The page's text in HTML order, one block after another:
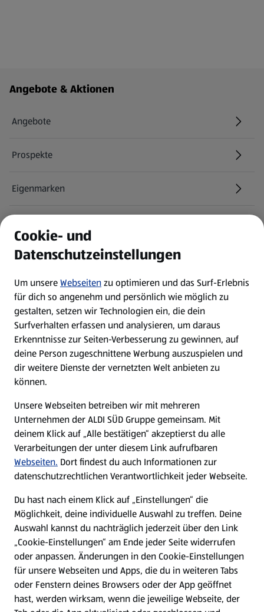
Fußzeilenmenü - weitere Links
Angebote & Aktionen
Angebote
Prospekte
Eigenmarken
Newsletter
WhatsApp
Über ALDI SÜD
Filialen
Nachhaltigkeit
Karriere
Presse
Hilfe & Kontakt
(öffnet in einem neuen Tab)
Unternehmen
Folge uns hier:
Cookie- und
Datenschutzeinstellungen
Um unsereWebseitenzu optimieren und das Surf-Erlebnis
für dich so angenehm und persönlich wie möglich zu
gestalten, setzen wir Technologien ein, die dein
Surfverhalten erfassen und analysieren, um daraus
Erkenntnisse zur Seiten-Verbesserung zu gewinnen, auf
deine Person zugeschnittene Werbung auszuspielen und
dir weitere Dienste der vernetzten Welt anbieten zu
können.
Unsere Webseiten betreiben wir mit mehreren
Unternehmen der ALDI SÜD Gruppe gemeinsam. Mit
deinem Klick auf „Alle bestätigen“ akzeptierst du alle
Verarbeitungen der unter diesem Link aufrufbaren
Webseiten. Dort findest du auch Informationen zur
datenschutzrechtlichen Verantwortlichkeit jeder Webseite.
Du hast nach einem Klick auf „Einstellungen“ die
Möglichkeit, deine individuelle Auswahl zu treffen. Deine
Auswahl kannst du nachträglich jederzeit über den Link
„Cookie-Einstellungen“ am Ende jeder Seite widerrufen
oder anpassen. Änderungen in den Cookie-Einstellungen
für unsere Webseiten und Apps, die du in weiteren Tabs
oder Fenstern deines Browsers oder der App geöffnet
hast, werden wirksam, wenn die jeweilige Webseite, der